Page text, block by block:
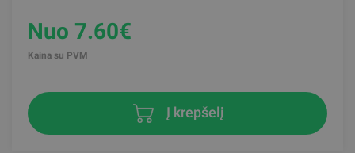
Nuo 7.60€
Kaina su PVM
Į krepšelį